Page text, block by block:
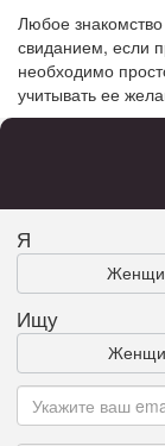
Любое
свиданием, если
необходимо
учитывать ее
Я
Ищу